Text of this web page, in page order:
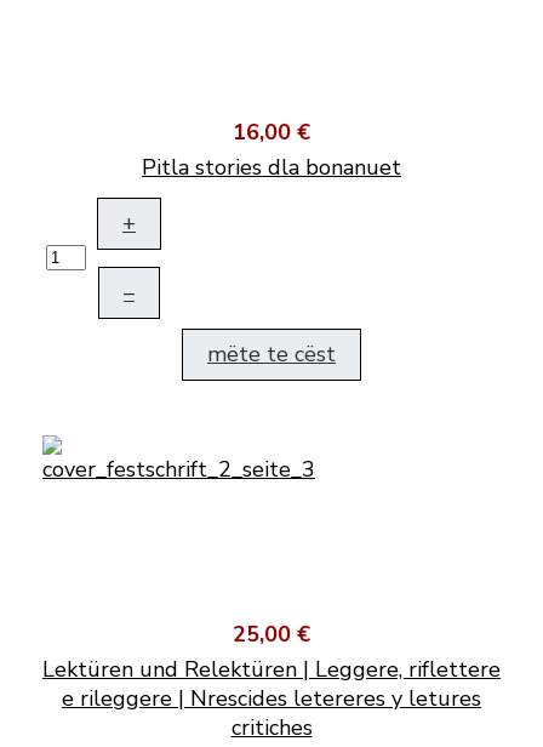
16,00 €
Pitla stories dla bonanuet
+
–
mëte te cëst
25,00 €
Lektüren und Relektüren | Leggere, riflettere
e rileggere | Nrescides letereres y letures
critiches